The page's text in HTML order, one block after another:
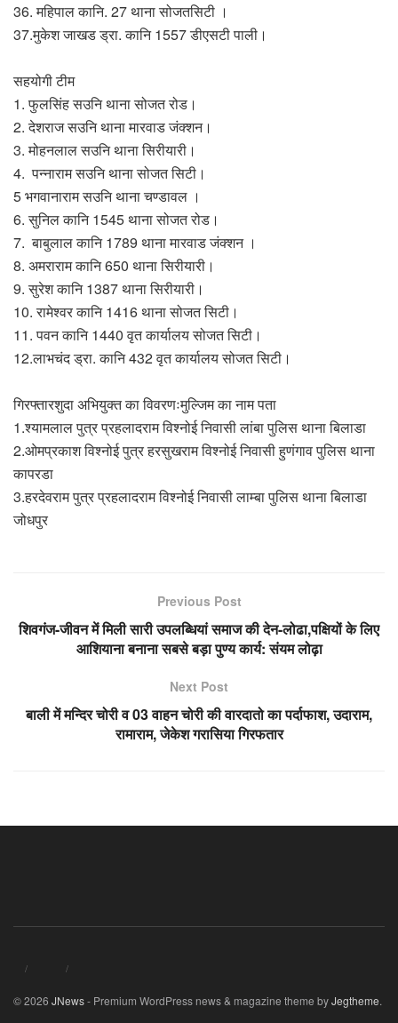
36. महिपाल कानि. 27 थाना सोजतसिटी ।
37.मुकेश जाखड ड्रा. कानि 1557 डीएसटी पाली।
सहयोगी टीम
1. फुलसिंह सउनि थाना सोजत रोड।
2. देशराज सउनि थाना मारवाड जंक्शन।
3. मोहनलाल सउनि थाना सिरीयारी।
4. पन्नाराम सउनि थाना सोजत सिटी।
5 भगवानाराम सउनि थाना चण्डावल ।
6. सुनिल कानि 1545 थाना सोजत रोड।
7. बाबुलाल कानि 1789 थाना मारवाड जंक्शन ।
8. अमराराम कानि 650 थाना सिरीयारी।
9. सुरेश कानि 1387 थाना सिरीयारी।
10. रामेश्वर कानि 1416 थाना सोजत सिटी।
11. पवन कानि 1440 वृत कार्यालय सोजत सिटी।
12.लाभचंद ड्रा. कानि 432 वृत कार्यालय सोजत सिटी।
गिरफ्तारशुदा अभियुक्त का विवरणःमुल्जिम का नाम पता
1.श्यामलाल पुत्र प्रहलादराम विश्नोई निवासी लांबा पुलिस थाना बिलाडा
2.ओमप्रकाश विश्नोई पुत्र हरसुखराम विश्नोई निवासी हुणंगाव पुलिस थाना
कापरडा
3.हरदेवराम पुत्र प्रहलादराम विश्नोई निवासी लाम्बा पुलिस थाना बिलाडा
जोधपुर
Previous Post
शिवगंज-जीवन में मिली सारी उपलब्धियां समाज की देन-लोढा,पक्षियों के लिए
आशियाना बनाना सबसे बड़ा पुण्य कार्य: संयम लोढ़ा
Next Post
बाली में मन्दिर चोरी व 03 वाहन चोरी की वारदातो का पर्दाफाश, उदाराम,
रामाराम, जेकेश गरासिया गिरफतार
© 2026 JNews- Premium WordPress news & magazine theme byJegtheme.